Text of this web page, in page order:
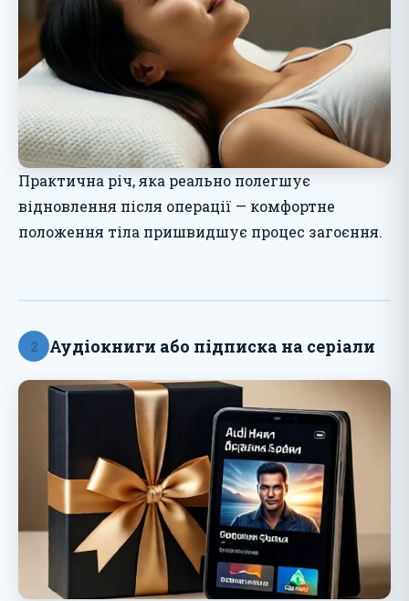
Практична річ, яка реально полегшує
відновлення після операції — комфортне
положення тіла пришвидшує процес загоєння.
2 Аудіокниги або підписка на серіали